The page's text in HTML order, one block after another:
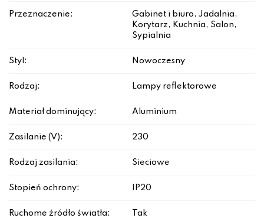
Przeznaczenie:
Gabinet i biuro, Jadalnia,
Korytarz, Kuchnia, Salon,
Sypialnia
Styl: Nowoczesny
Rodzaj: Lampy reflektorowe
Materiał dominujący: Aluminium
Zasilanie (V): 230
Rodzaj zasilania: Sieciowe
Stopień ochrony: IP20
Ruchome źródło światła: Tak